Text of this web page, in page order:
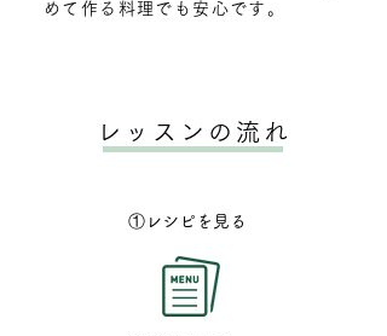
めて作る料理でも安心です。
レッスンの流れ
​①レシピを見る